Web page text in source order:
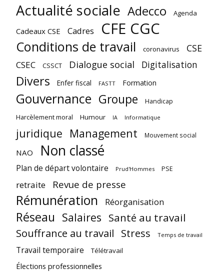
Actualité sociale Adecco Agenda
Cadeaux CSE Cadres CFE CGC
Conditions de travail coronavirus CSE
CSEC CSSCT Dialogue social Digitalisation
Divers Enfer fiscal FASTT Formation
Gouvernance Groupe Handicap
Harcèlement moral Humour IA Informatique
juridique Management Mouvement social
NAO Non classé
Plan de départ volontaire Prud'Hommes PSE
retraite Revue de presse
Rémunération Réorganisation
Réseau Salaires Santé au travail
Souffrance au travail Stress Temps de travail
Travail temporaire Télétravail
Élections professionnelles